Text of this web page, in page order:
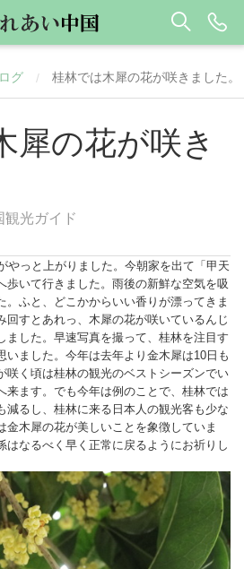
グ / 桂林では木犀の花が咲きました。
犀の花が咲き
観光ガイド
やっと上がりました。今朝家を出て「甲天
歩いて行きました。雨後の新鮮な空気を吸
。ふと、どこかからいい香りが漂ってきま
回すとあれっ、木犀の花が咲いているんじ
した。早速写真を撮って、 桂林を注目す
いました。今年は去年より金木犀は10日も
咲く頃は桂林の観光のベストシーズンでい
来ます。でも今年は例のことで、桂林では
減るし、桂林に来る日本人の観光客も少な
金木犀の花が美しいことを象徴していま
はなるべく早く正常に戻るようにお祈りし